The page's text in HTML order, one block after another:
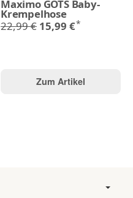
Maximo GOTS Baby-
Krempelhose
22,99 € 15,99 €*
Zum Artikel